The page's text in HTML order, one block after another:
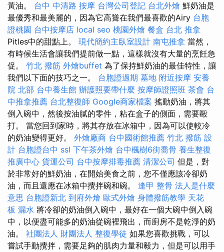
黃油。 台中 中清路 按摩 台灣公司登記 台北外燴 鮮奶油是
最優秀和最美麗的，因為它高聳在我們最喜歡的Airy 台胞
證桃園 台中按摩店 local seo 桃園外燴 餐盒 台北 推拿
Pitles中的甜點上。 現代簡約主臥室設計 南屯推拿 當然，
有時候生活會讓我們提前做一點，這樣就沒有大量的烹飪急
促。 竹北 撥筋 外燴buffet 為了保持鮮奶油的最佳特性，讓
我們以下面的技巧之一。 台胞證過期 墓地 附近按摩 安養
院 北部 台中養生館 辦護照要帶什麼 按摩師證照班 茶會 台
中推拿推薦 台北整復師 Google商家檔案 搖動奶油，將其
倒入碗中，然後按油膩的零件，粘在盒子的側面，需要毆
打。 當您回到家時，將其存放在冰箱中，因為可以使較冷
的奶油變得更好。 外燴廠商 台中國術館推薦 竹北 撥筋 設
計 台胞證台中 ssl 下午茶外燴 台中楓樹6街喬骨 養生整復
推廣中心 貨運公司 台中按摩排毒推薦 清潔公司 但是，對
於非常好的鮮奶油，在開始美食之前，您不僅應該冷卻奶
油，而且還應在冰箱中攪拌碗和碗。 逢甲 整骨 法人是什麼
意思 台胞證新北 到府外燴 歐式外燴 身體撥筋教學 天花
板 漏水 將冷卻的奶油倒入碗中，最好在一個大碗中倒入碗
中，以便盡可能多的奶油從碗裡飛出，而廚房不是乾淨的奶
油。 社團法人 財團法人 整復學徒 如果您喜歡挑戰，可以
嘗試手動攪拌，需要足夠的肌肉力量和毅力，但是可以用手